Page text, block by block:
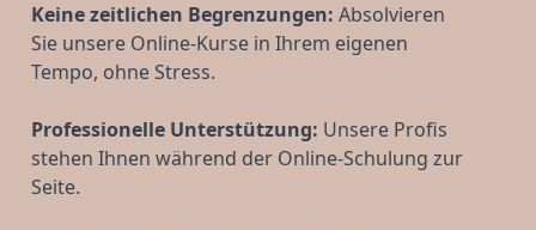
Keine zeitlichen Begrenzungen: Absolvieren
Sie unsere Online-Kurse in Ihrem eigenen
Tempo, ohne Stress.
Professionelle Unterstützung: Unsere Profis
stehen Ihnen während der Online-Schulung zur
Seite.